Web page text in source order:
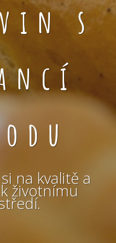
s
na kvalitě a
životnímu